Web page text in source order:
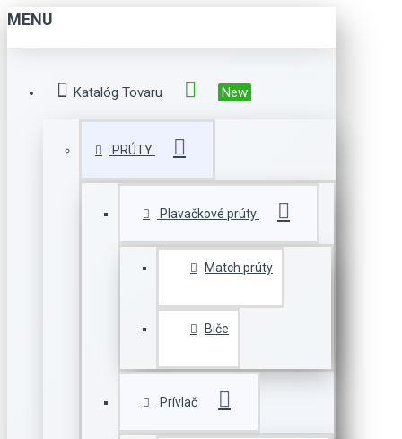
MENU
Katalóg Tovaru New
PRÚTY
Plavačkové prúty
Match prúty
Biče
Prívlač